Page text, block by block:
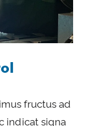
fructus ad
indicat signa